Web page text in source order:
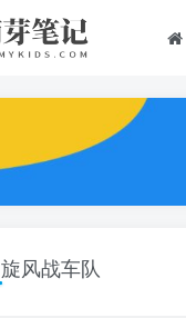
旋风战车队